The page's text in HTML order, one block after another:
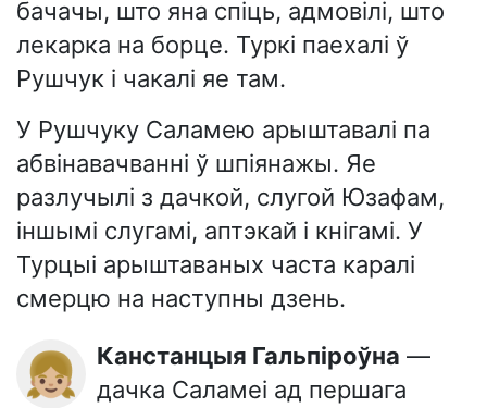
бачачы, што яна спіць, адмовілі, што
лекарка на борце. Туркі паехалі ў
Рушчук і чакалі яе там.
У Рушчуку Саламею арыштавалі па
абвінавачванні ў шпіянажы. Яе
разлучылі з дачкой, слугой Юзафам,
іншымі слугамі, аптэкай і кнігамі. У
Турцыі арыштаваных часта каралі
смерцю на наступны дзень.
👧🏼 Канстанцыя Гальпіроўна —
дачка Саламеі ад першага